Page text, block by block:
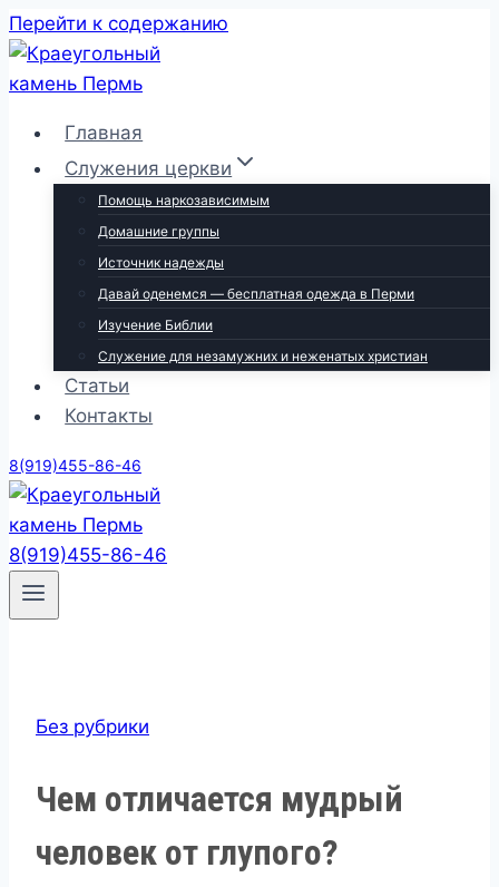
Перейти к содержанию
Главная
Служения церкви
Помощь наркозависимым
Домашние группы
Источник надежды
Давай оденемся — бесплатная одежда в Перми
Изучение Библии
Служение для незамужних и неженатых христиан
Статьи
Контакты
8(919)455-86-46
8(919)455-86-46
Без рубрики
Чем отличается мудрый
человек от глупого?